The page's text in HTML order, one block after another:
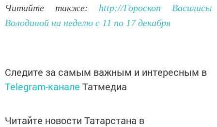
Читайте также: http://Гороскоп Василисы
Володиной на неделю с 11 по 17 декабря
Следите за самым важным и интересным в
Telegram-канале Татмедиа
Читайте новости Татарстана в